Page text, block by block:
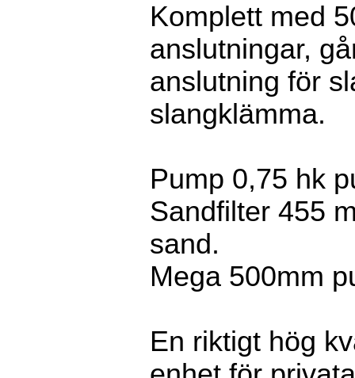
Komplett med
anslutningar,
anslutning för
slangklämma.
Pump 0,75 hk
Sandfilter 455
sand.
Mega 500mm
En riktigt hög